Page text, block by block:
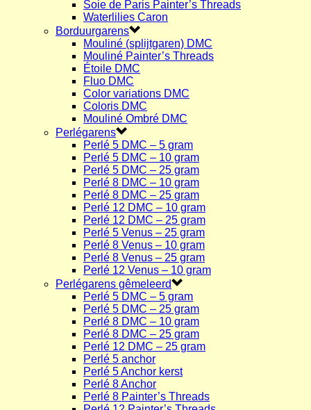
Soie de Paris Painter’s Threads
Waterlilies Caron
Borduurgarens
Mouliné (splijtgaren) DMC
Mouliné Painter’s Threads
Étoile DMC
Fluo DMC
Color variations DMC
Coloris DMC
Mouliné Ombré DMC
Perlégarens
Perlé 5 DMC – 5 gram
Perlé 5 DMC – 10 gram
Perlé 5 DMC – 25 gram
Perlé 8 DMC – 10 gram
Perlé 8 DMC – 25 gram
Perlé 12 DMC – 10 gram
Perlé 12 DMC – 25 gram
Perlé 5 Venus – 25 gram
Perlé 8 Venus – 10 gram
Perlé 8 Venus – 25 gram
Perlé 12 Venus – 10 gram
Perlégarens gêmeleerd
Perlé 5 DMC – 5 gram
Perlé 5 DMC – 25 gram
Perlé 8 DMC – 10 gram
Perlé 8 DMC – 25 gram
Perlé 12 DMC – 25 gram
Perlé 5 anchor
Perlé 5 Anchor kerst
Perlé 8 Anchor
Perlé 8 Painter’s Threads